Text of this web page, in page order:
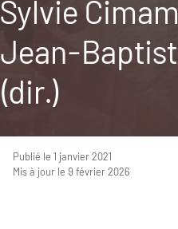
Sylvie
Jean-
(dir.)
Publié le 1 janvier 2021
Mis à jour le 9 février 2026